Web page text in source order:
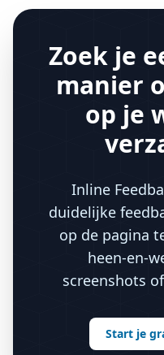
Zoek je
manier
op je
Inline
duidelijke
op de pagina
heen-en-
screenshots
Start je